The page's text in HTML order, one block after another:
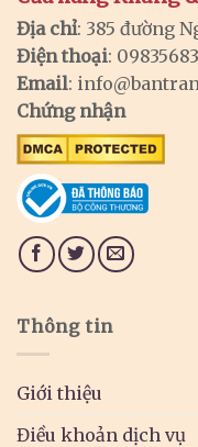
Địa chỉ: 385 đường
Điện thoại:
Email:
Chứng nhận
Thông tin
Giới thiệu
Điều khoản dịch vụ